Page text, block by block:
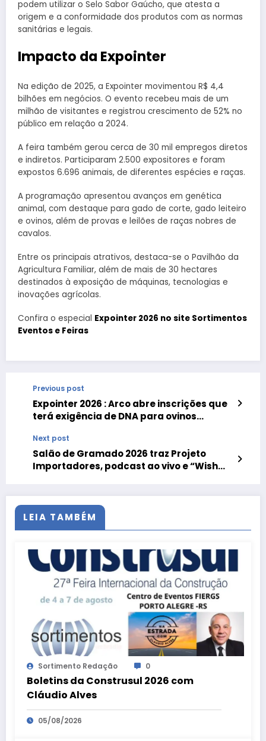
podem utilizar o Selo Sabor Gaúcho, que atesta a
origem e a conformidade dos produtos com as normas
sanitárias e legais.
Impacto da Expointer
Na edição de 2025, a Expointer movimentou R$ 4,4
bilhões em negócios. O evento recebeu mais de um
milhão de visitantes e registrou crescimento de 52% no
público em relação a 2024.
A feira também gerou cerca de 30 mil empregos diretos
e indiretos. Participaram 2.500 expositores e foram
expostos 6.696 animais, de diferentes espécies e raças.
A programação apresentou avanços em genética
animal, com destaque para gado de corte, gado leiteiro
e ovinos, além de provas e leilões de raças nobres de
cavalos.
Entre os principais atrativos, destaca-se o Pavilhão da
Agricultura Familiar, além de mais de 30 hectares
destinados à exposição de máquinas, tecnologias e
inovações agrícolas.
Confira o especial Expointer 2026 no site Sortimentos
Eventos e Feiras
Previous post
Expointer 2026 : Arco abre inscrições que
terá exigência de DNA para ovinos
Next post
Salão de Gramado 2026 traz Projeto
Importadores, podcast ao vivo e “Wish
LEIA TAMBÉM
Sortimento Redação 0
Boletins da Construsul 2026 com
Cláudio Alves
05/08/2026